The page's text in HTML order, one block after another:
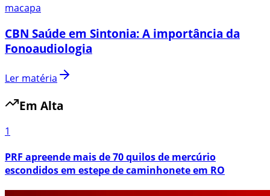
macapa
CBN Saúde em Sintonia: A importância da
Fonoaudiologia
Ler matéria
Em Alta
1
PRF apreende mais de 70 quilos de mercúrio
escondidos em estepe de caminhonete em RO